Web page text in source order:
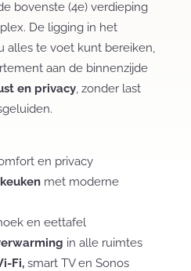
bovenste (4e) verdieping
De ligging in het
alles te voet kunt bereiken,
aan de binnenzijde
en privacy, zonder last
en privacy
met moderne
en eettafel
in alle ruimtes
Fi, smart TV en Sonos